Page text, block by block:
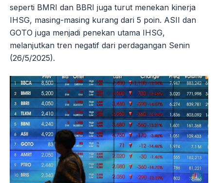
seperti BMRI dan BBRI juga turut menekan kinerja
IHSG, masing-masing kurang dari 5 poin. ASII dan
GOTO juga menjadi penekan utama IHSG,
melanjutkan tren negatif dari perdagangan Senin
(26/5/2025).